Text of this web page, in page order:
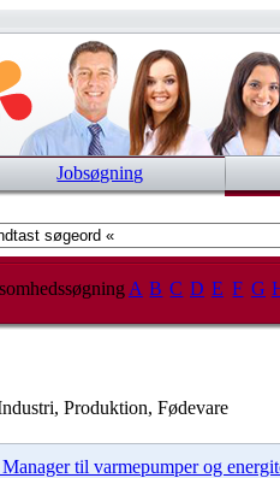
Jobsøgning
A B C D E F G
Produktion, Fødevare
til varmepumper og